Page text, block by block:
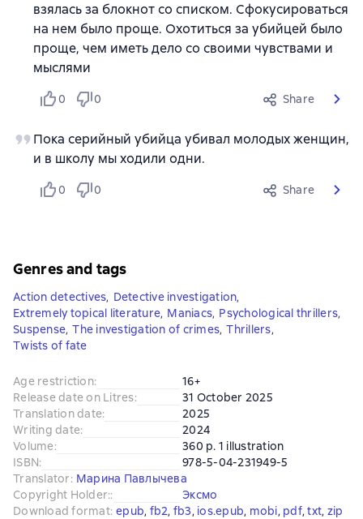
взялась за блокнот со списком. Сфокусироваться
на нем было проще. Охотиться за убийцей было
проще, чем иметь дело со своими чувствами и
мыслями
0 0 Share
Пока серийный убийца убивал молодых женщин,
и в школу мы ходили одни.
0 0 Share
Genres and tags
Action detectives, Detective investigation,
Extremely topical literature, Maniacs, Psychological thrillers,
Suspense, The investigation of crimes, Thrillers,
Twists of fate
Age restriction:
16+
Release date on Litres:
31 October 2025
Translation date:
2025
Writing date:
2024
Volume:
360 p. 1 illustration
ISBN:
978-5-04-231949-5
Translator: Марина Павлычева
Copyright Holder::
Эксмо
Download format: epub, fb2, fb3, ios.epub, mobi, pdf, txt, zip